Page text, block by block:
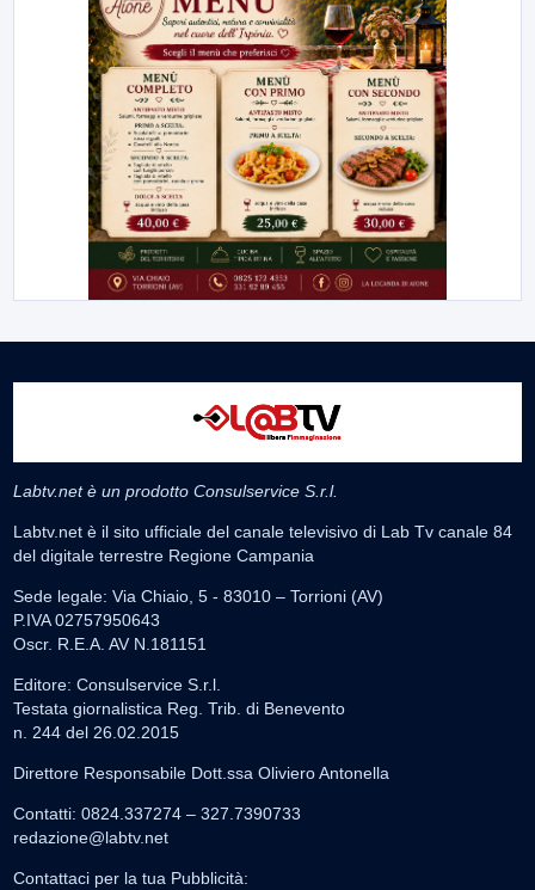
Labtv.net è un prodotto Consulservice S.r.l.
Labtv.net è il sito ufficiale del canale televisivo di Lab Tv canale 84
del digitale terrestre Regione Campania
Sede legale: Via Chiaio, 5 - 83010 – Torrioni (AV)
P.IVA 02757950643
Oscr. R.E.A. AV N.181151
Editore: Consulservice S.r.l.
Testata giornalistica Reg. Trib. di Benevento
n. 244 del 26.02.2015
Direttore Responsabile Dott.ssa Oliviero Antonella
Contatti: 0824.337274 – 327.7390733
redazione@labtv.net
Contattaci per la tua Pubblicità: